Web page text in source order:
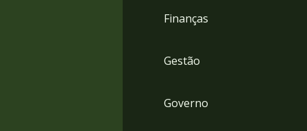
Finanças
Gestão
Governo